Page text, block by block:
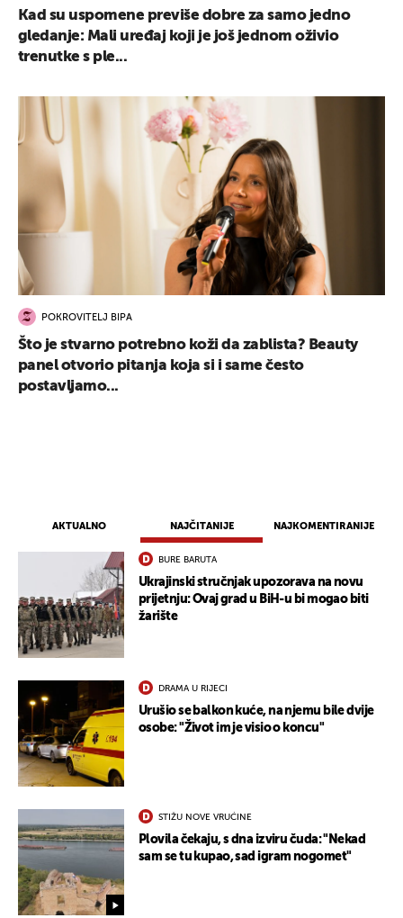
AKTUALNO NAJČITANIJE NAJKOMENTIRANIJE
BURE BARUTA
Ukrajinski stručnjak upozorava na novu
prijetnju: Ovaj grad u BiH-u bi mogao biti
žarište
DRAMA U RIJECI
Urušio se balkon kuće, na njemu bile dvije
osobe: "Život im je visio o koncu"
STIŽU NOVE VRUĆINE
Plovila čekaju, s dna izviru čuda: "Nekad
sam se tu kupao, sad igram nogomet"
Kad su uspomene previše dobre za samo jedno
gledanje: Mali uređaj koji je još jednom oživio
trenutke s ple...
POKROVITELJ BIPA
Što je stvarno potrebno koži da zablista? Beauty
panel otvorio pitanja koja si i same često
postavljamo...